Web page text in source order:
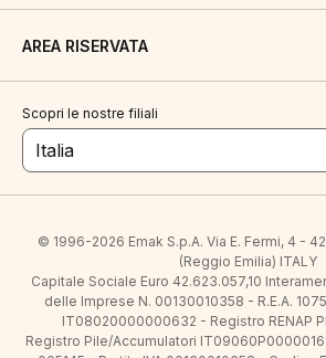
AREA RISERVATA
Scopri le nostre filiali
Italia
© 1996-2026 Emak S.p.A. Via E. Fermi, 4 -
(Reggio Emilia) ITALY
Capitale Sociale Euro 42.623.057,10
delle Imprese N. 00130010358 - R.E.A.
IT08020000000632 - Registro RENAP
Registro Pile/Accumulatori